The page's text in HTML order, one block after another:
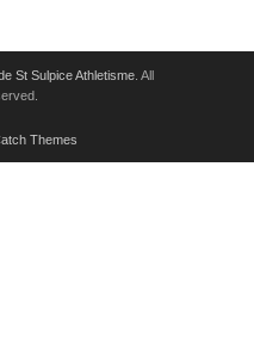
St Sulpice Athletisme. All
Themes